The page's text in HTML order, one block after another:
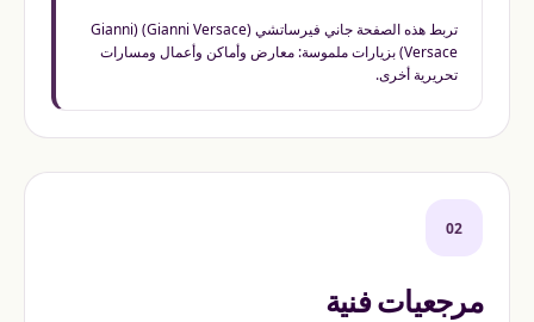
تربط هذه الصفحة جاني فيرساتشي (Gianni Versace) (Gianni
Versace) بزيارات ملموسة: معارض وأماكن وأعمال ومسارات
تحريرية أخرى.
02
مرجعيات فنية